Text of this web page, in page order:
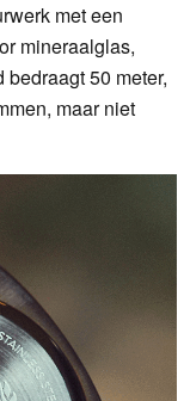
met een
mineraalglas,
50 meter,
maar niet